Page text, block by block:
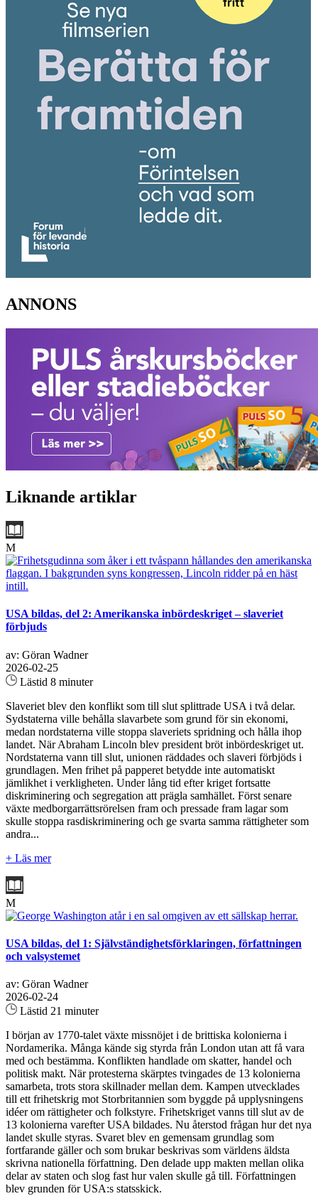
ANNONS
Liknande artiklar
M
USA bildas, del 2: Amerikanska inbördeskriget – slaveriet
förbjuds
av: Göran Wadner
2026-02-25
Lästid 8 minuter
Slaveriet blev den konflikt som till slut splittrade USA i två delar.
Sydstaterna ville behålla slavarbete som grund för sin ekonomi,
medan nordstaterna ville stoppa slaveriets spridning och hålla ihop
landet. När Abraham Lincoln blev president bröt inbördeskriget ut.
Nordstaterna vann till slut, unionen räddades och slaveri förbjöds i
grundlagen. Men frihet på papperet betydde inte automatiskt
jämlikhet i verkligheten. Under lång tid efter kriget fortsatte
diskriminering och segregation att prägla samhället. Först senare
växte medborgarrättsrörelsen fram och pressade fram lagar som
skulle stoppa rasdiskriminering och ge svarta samma rättigheter som
andra...
+ Läs mer
M
USA bildas, del 1: Självständighetsförklaringen, författningen
och valsystemet
av: Göran Wadner
2026-02-24
Lästid 21 minuter
I början av 1770-talet växte missnöjet i de brittiska kolonierna i
Nordamerika. Många kände sig styrda från London utan att få vara
med och bestämma. Konflikten handlade om skatter, handel och
politisk makt. När protesterna skärptes tvingades de 13 kolonierna
samarbeta, trots stora skillnader mellan dem. Kampen utvecklades
till ett frihetskrig mot Storbritannien som byggde på upplysningens
idéer om rättigheter och folkstyre. Frihetskriget vanns till slut av de
13 kolonierna varefter USA bildades. Nu återstod frågan hur det nya
landet skulle styras. Svaret blev en gemensam grundlag som
fortfarande gäller och som brukar beskrivas som världens äldsta
skrivna nationella författning. Den delade upp makten mellan olika
delar av staten och slog fast hur valen skulle gå till. Författningen
blev grunden för USA:s statsskick.